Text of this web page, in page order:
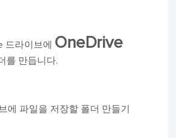
드라이브에 OneDrive
를 만듭니다.